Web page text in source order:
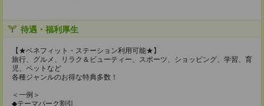
待遇・福利厚生
【★ベネフィット・ステーション利用可能★】
旅行、グルメ、リラク＆ビューティー、スポーツ、ショッピング、学習、育
児、ペットなど
各種ジャンルのお得な特典多数！
＜一例＞
◆テーマパーク割引